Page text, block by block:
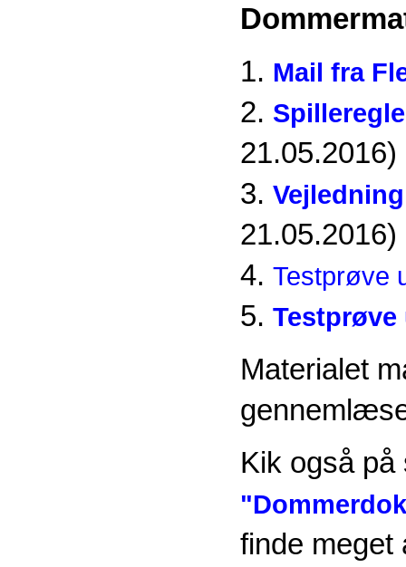
1. Mail fra
2.
21.05.2016)
3.
21.05.2016)
4. Testprøve
5. Testprøve
Materialet
Kik også
finde meget